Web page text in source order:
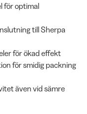
för optimal
till Sherpa
för ökad effekt
för smidig packning
även vid sämre